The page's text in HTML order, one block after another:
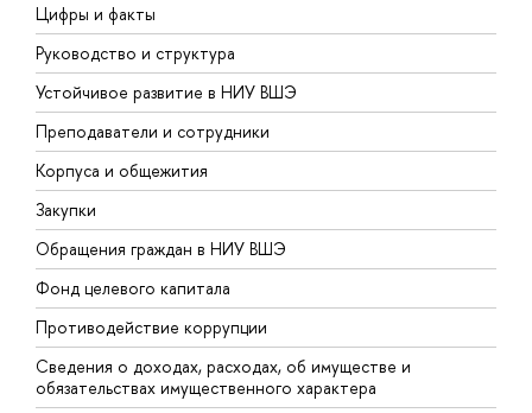
Цифры и факты
Руководство и структура
Устойчивое развитие в НИУ ВШЭ
Преподаватели и сотрудники
Корпуса и общежития
Закупки
Обращения граждан в НИУ ВШЭ
Фонд целевого капитала
Противодействие коррупции
Сведения о доходах, расходах, об имуществе и
обязательствах имущественного характера